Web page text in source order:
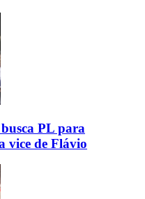
PL para
vice de Flávio